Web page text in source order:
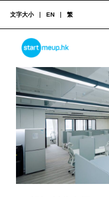
STARTMEUPHK
STARTMEUPHK FESTIVAL IS THE LEADING STARTUP AND INNOVATION CONFERENCE EVENT IN HONG KONG
文字大小 EN 繁
R
e
s
o
u
r